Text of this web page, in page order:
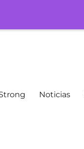
Noticias